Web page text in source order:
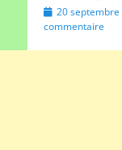
Posted
on
20 septembre
commentaire